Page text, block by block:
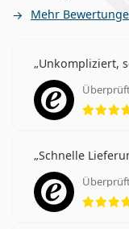
Mehr
Unkompliziert,
Schnelle